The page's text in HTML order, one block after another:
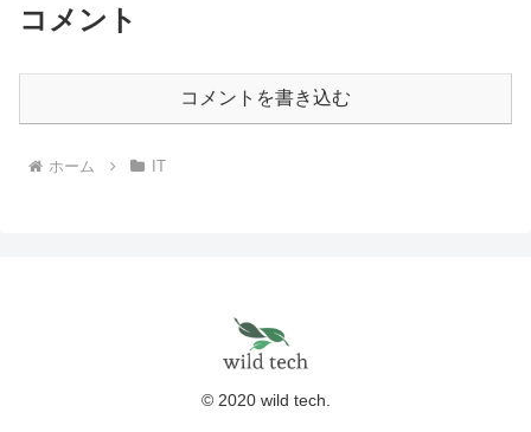
コメント
コメントを書き込む
ホーム IT
© 2020 wild tech.